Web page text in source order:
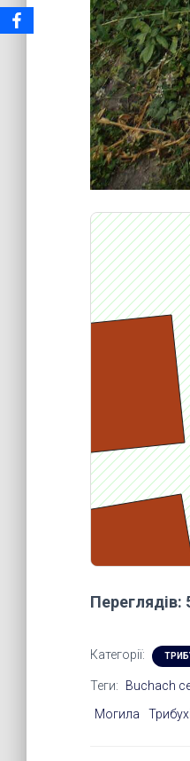
Переглядів:
Категорії:
Теги: Buchach
Могила